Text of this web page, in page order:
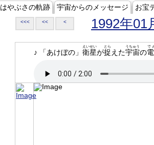
はやぶさの軌跡 宇宙からのメッセージ お宝
<<< << < 1992年01
♪ 「あけぼの」 衛星
えいせい
が捉
とら
えた宇宙
うちゅう
の
で